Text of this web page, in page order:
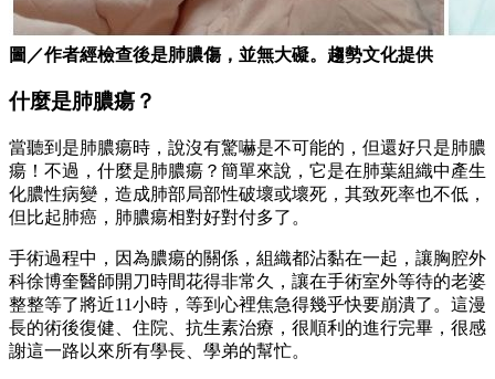
圖／作者經檢查後是肺膿傷，並無大礙。趨勢文化提供
什麼是肺膿瘍？
當聽到是肺膿瘍時，說沒有驚嚇是不可能的，但還好只是肺膿
瘍！不過，什麼是肺膿瘍？簡單來說，它是在肺葉組織中產生
化膿性病變，造成肺部局部性破壞或壞死，其致死率也不低，
但比起肺癌，肺膿瘍相對好對付多了。
手術過程中，因為膿瘍的關係，組織都沾黏在一起，讓胸腔外
科徐博奎醫師開刀時間花得非常久，讓在手術室外等待的老婆
整整等了將近11小時，等到心裡焦急得幾乎快要崩潰了。這漫
長的術後復健、住院、抗生素治療，很順利的進行完畢，很感
謝這一路以來所有學長、學弟的幫忙。